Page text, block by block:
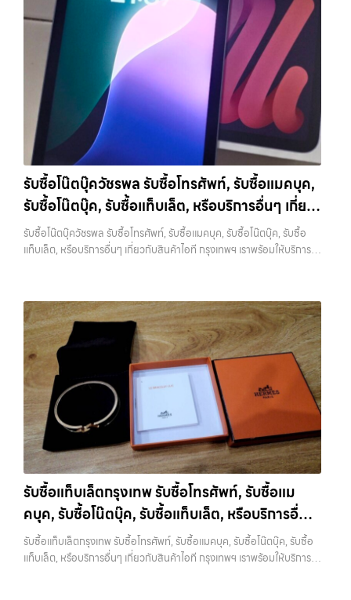
รับซื้อโน๊ตบุ๊ควัชรพล รับซื้อโทรศัพท์, รับซื้อแมคบุค,
รับซื้อโน๊ตบุ๊ค, รับซื้อแท็บเล็ต, หรือบริการอื่นๆ เกี่ยว
กับสินค้าไอที กรุงเทพฯ เราพร้อมให้บริการครบวงจร
รับซื้อโน๊ตบุ๊ควัชรพล รับซื้อโทรศัพท์, รับซื้อแมคบุค, รับซื้อโน๊ตบุ๊ค, รับซื้อ
แท็บเล็ต, หรือบริการอื่นๆ เกี่ยวกับสินค้าไอที กรุงเทพฯ เราพร้อมให้บริการ
บางแค วัชรพล รามอินทรา รับซื้อโน๊ตบุ๊ควัชรพล — รับซื้อโทรศัพท์, รับซื้อ
แมคบุค, รับซื้อโน๊ตบุ๊ค, รับซื้อแท็บเล็ต, หรือบริการอื่นๆ เกี่ยวกับสินค้าไอที
กรุงเทพฯ เราพร้อมให้บริการครบวงจร รับซื้อโน๊ตบุ๊ควัชรพล รับซื้อโทรศัพท์,
รับซื้อแมคบุค, รับซื้อโน๊ตบุ๊ค, รับซื้อแท็บเล็ต, หรือบริการอื่นๆ เกี่ยวกับสินค้า
ไอที กรุงเทพฯ… รับซื้อโน๊ตบุ๊ควัชรพล ขายอุปกรณ์ไอทีแล้วอยากได้เงิน
ด่วน? ติดต่อเราเลย! การันตีราคาดี รับเงินทันใจ ประสบการณ์เหนือระดับ
กับการ รับซื้อไอโฟน, รับซื้อไอแพด, รับซื้อมือถือ ยินดีต้อนรับสู่ “รับซื้อขาย
มือถือ.com” เว็บไซต์ที่คุณไว้วางใจได้ สำหรับบริการ รับซื้อ มือถือ iPhone,
Samsung, iPad, แท็บเล็ต ทุกยี่ห้อ ให้ราคาสูง พร้อมจ่ายเงินทันที
ครอบคลุมพื้นที่ ลาดพร้าว, รัชดา, บางรัก, แจ้งวัฒนะ, บางแค, วัชรพล,
รามอินทรา และเขตกรุงเทพฯ ใกล้ “ใกล้ ฉัน” ที่สุด ในยุคที่สมาร์ทโฟน
แท็บเล็ต และอุปกรณ์ไอทีใหม่ๆ เปลี่ยนรุ่นกันแทบทุกช่วงเวลา อุปกรณ์ที่คุณ
ใช้แล้วอาจกลายเป็นของที่ไม่ได้ใช้งานอยู่เฉยๆ เว็บไซต์ของเราจึงเกิดขึ้นเพื่อ
เป็นทางเลือกให้คุณสามารถเปลี่ยนอุปกรณ์ที่ไม่ใช้แล้วให้กลายเป็นเงินสดได้
รับซื้อโน๊ตบุ๊ค, รับซื้อแท็บเล็ต, รับซื้อสินค้าไอทีกรุงเทพมหานคร อย่างครบ
วงจร ไม่ว่าคุณจะอยู่โซนเมืองหรือเขตชานเมือง เรามีทีมงานพร้อมให้บริการ
รับซื้อแท็บเล็ตกรุงเทพ รับซื้อโทรศัพท์, รับซื้อแม
คบุค, รับซื้อโน๊ตบุ๊ค, รับซื้อแท็บเล็ต, หรือบริการอื่นๆ
เกี่ยวกับสินค้าไอที กรุงเทพฯ เราพร้อมให้บริการครบ
วงจร
รับซื้อแท็บเล็ตกรุงเทพ รับซื้อโทรศัพท์, รับซื้อแมคบุค, รับซื้อโน๊ตบุ๊ค, รับซื้อ
แท็บเล็ต, หรือบริการอื่นๆ เกี่ยวกับสินค้าไอที กรุงเทพฯ เราพร้อมให้บริการ